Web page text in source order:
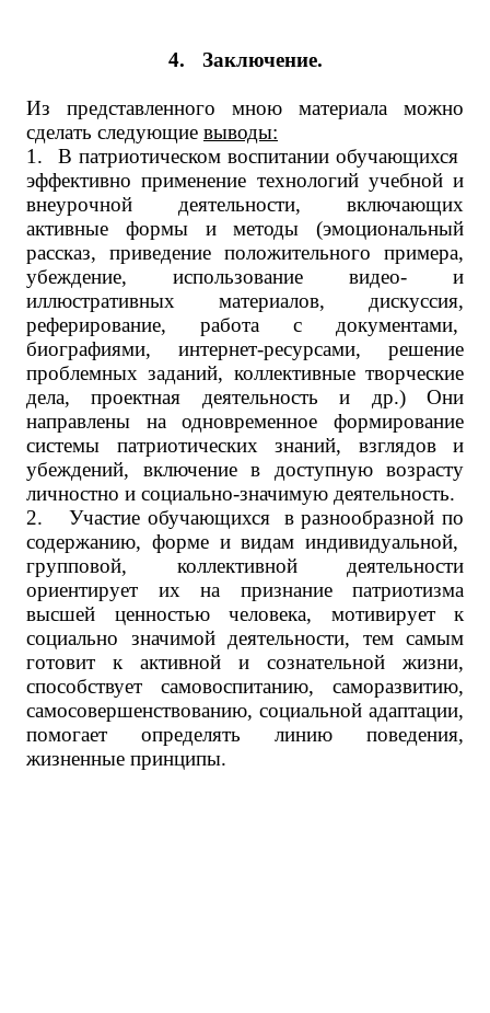
4. Заключение.
Из представленного мною материала можно
сделать следующие выводы:
1.
В патриотическом воспитании обучающихся
эффективно применение технологий учебной и
внеурочной деятельности, включающих
активные формы и методы (эмоциональный
рассказ, приведение положительного примера,
убеждение, использование видео- и
иллюстративных материалов, дискуссия,
реферирование, работа с документами,
биографиями, интернет-ресурсами, решение
проблемных заданий, коллективные творческие
дела, проектная деятельность и др.) Они
направлены на одновременное формирование
системы патриотических знаний, взглядов и
убеждений, включение в доступную возрасту
личностно и социально-значимую деятельность.
2.
Участие обучающихся в разнообразной по
содержанию, форме и видам индивидуальной,
групповой, коллективной деятельности
ориентирует их на признание патриотизма
высшей ценностью человека, мотивирует к
социально значимой деятельности, тем самым
готовит к активной и сознательной жизни,
способствует самовоспитанию, саморазвитию,
самосовершенствованию, социальной адаптации,
помогает определять линию поведения,
жизненные принципы.